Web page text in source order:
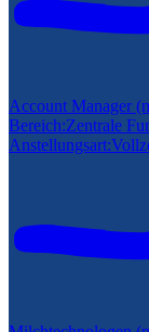
Account Manager
Bereich:Zentrale
Anstellungsart: